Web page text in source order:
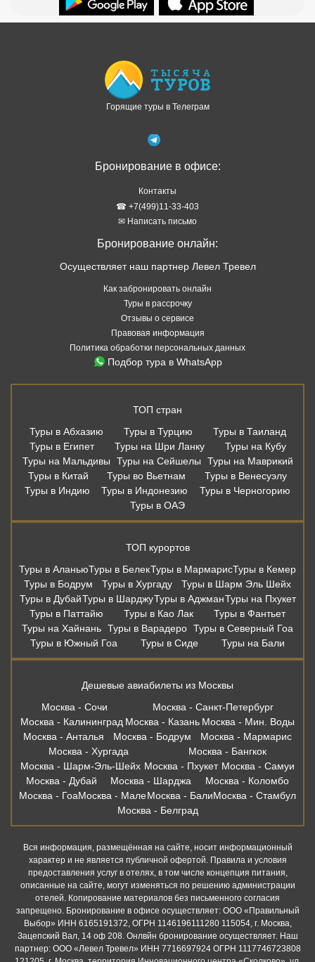
Горящие туры в Телеграм
Бронирование в офисе:
Контакты
☎ +7(499)11-33-403
✉ Написать письмо
Бронирование онлайн:
Осуществляет наш партнер Левел Тревел
Как забронировать онлайн
Туры в рассрочку
Отзывы о сервисе
Правовая информация
Политика обработки персональных данных
Подбор тура в WhatsApp
ТОП стран
Туры в Абхазию
Туры в Турцию
Туры в Таиланд
Туры в Египет
Туры на Шри Ланку
Туры на Кубу
Туры на Мальдивы
Туры на Сейшелы
Туры на Маврикий
Туры в Китай
Туры во Вьетнам
Туры в Венесуэлу
Туры в Индию
Туры в Индонезию
Туры в Черногорию
Туры в ОАЭ
ТОП курортов
Туры в АланьюТуры в БелекТуры в МармарисТуры в Кемер
Туры в Бодрум
Туры в Хургаду
Туры в Шарм Эль Шейх
Туры в ДубайТуры в ШарджуТуры в АджманТуры на Пхукет
Туры в Паттайю
Туры в Као Лак
Туры в Фантьет
Туры на Хайнань Туры в Варадеро Туры в Северный Гоа
Туры в Южный Гоа
Туры в Сиде Туры на Бали
Дешевые авиабилеты из Москвы
Москва - Сочи
Москва - Санкт-Петербург
Москва - Калининград Москва - Казань Москва - Мин. Воды
Москва - Анталья
Москва - Бодрум
Москва - Мармарис
Москва - Хургада
Москва - Бангкок
Москва - Шарм-Эль-Шейх Москва - Пхукет Москва - Самуи
Москва - Дубай
Москва - Шарджа
Москва - Коломбо
Москва - ГоаМосква - МалеМосква - БалиМосква - Стамбул
Москва - Белград
Вся информация, размещённая на сайте, носит информационный
характер и не является публичной офертой. Правила и условия
предоставления услуг в отелях, в том числе концепция питания,
описанные на сайте, могут изменяться по решению администрации
отелей. Копирование материалов без письменного согласия
запрещено. Бронирование в офисе осуществляет: ООО «Правильный
Выбор» ИНН 6165191372, ОГРН 1146196111280 115054, г. Москва,
Зацепский Вал, 14 оф 208. Онлвйн бронирование осуществляет. Наш
партнер: ООО «Левел Тревел» ИНН 7716697924 ОГРН 1117746723808